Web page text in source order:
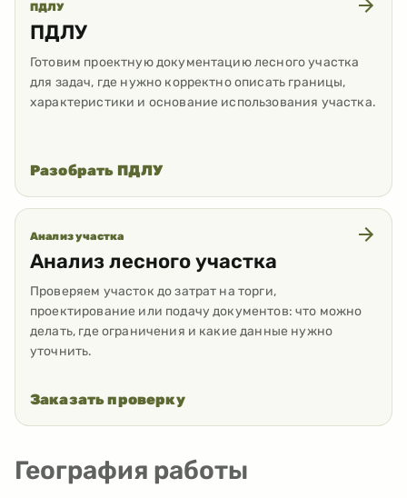
ПДЛУ
ПДЛУ
Готовим проектную документацию лесного участка
для задач, где нужно корректно описать границы,
характеристики и основание использования участка.
Разобрать ПДЛУ
Анализ участка
Анализ лесного участка
Проверяем участок до затрат на торги,
проектирование или подачу документов: что можно
делать, где ограничения и какие данные нужно
уточнить.
Заказать проверку
География работы